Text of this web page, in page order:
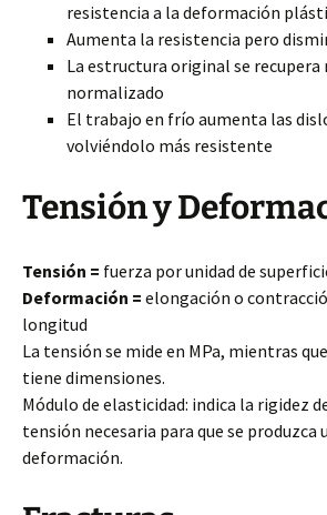
resistencia a la deformación
Aumenta la resistencia pero
La estructura original se recupera
normalizado
El trabajo en frío aumenta las
volviéndolo más resistente
Tensión y
Tensión = fuerza por unidad de
Deformación = elongación o
longitud
La tensión se mide en MPa, mientras
tiene dimensiones.
Módulo de elasticidad: indica la rigidez
tensión necesaria para que se produzca
deformación.